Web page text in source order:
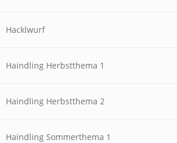
Hacklwurf
Haindling Herbstthema 1
Haindling Herbstthema 2
Haindling Sommerthema 1